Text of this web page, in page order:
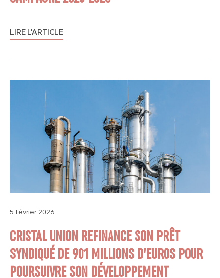
LIRE L'ARTICLE
5 février 2026
CRISTAL UNION REFINANCE SON PRÊT
SYNDIQUÉ DE 901 MILLIONS D’EUROS POUR
POURSUIVRE SON DÉVELOPPEMENT